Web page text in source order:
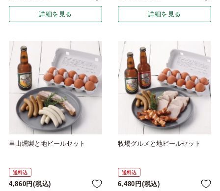
詳細を見る 詳細を見る
里山燻製と地ビールセット
送料込
4,860 税込
牧場グルメと地ビールセット
送料込
6,480 税込